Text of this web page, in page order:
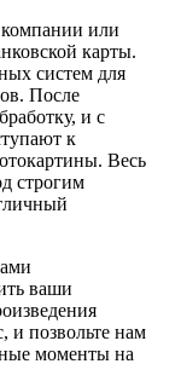
компании или
карты.
систем для
После
и с
к
Весь
строгим
ваши
и позвольте нам
моменты на